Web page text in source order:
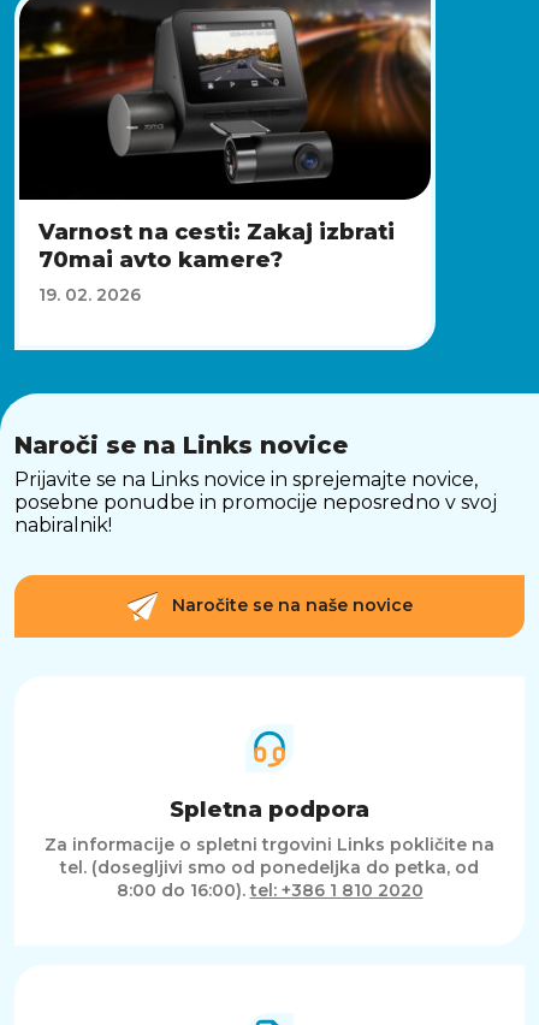
Varnost na cesti: Zakaj izbrati
70mai avto kamere?
19. 02. 2026
Naroči se na Links novice
Prijavite se na Links novice in sprejemajte novice,
posebne ponudbe in promocije neposredno v svoj
nabiralnik!
Naročite se na naše novice
Spletna podpora
Za informacije o spletni trgovini Links pokličite na
tel. (dosegljivi smo od ponedeljka do petka, od
8:00 do 16:00).tel: +386 1 810 2020